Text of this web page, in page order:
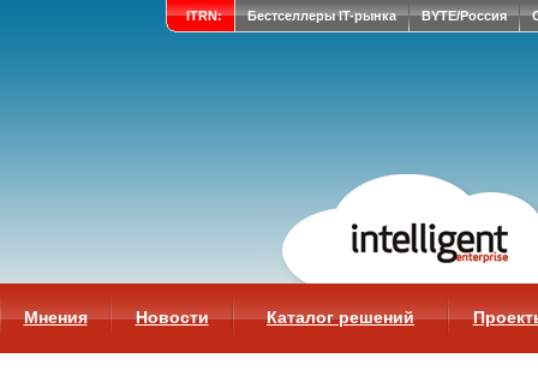
ITRN: Бестселлеры IT-рынка BYTE/Россия
Мнения Новости Каталог решений